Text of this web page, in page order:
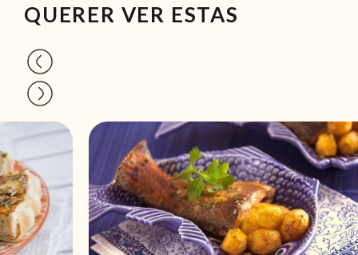
QUERER VER ESTAS